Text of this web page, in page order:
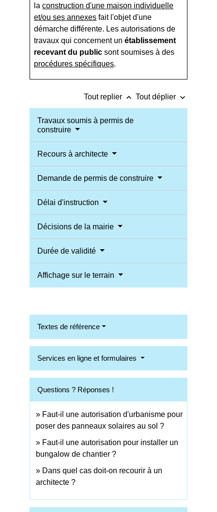
laconstruction d'une maison individuelle
et/ou ses annexes fait l'objet d'une
démarche différente. Les autorisations de
travaux qui concernent unétablissement
recevant du public sont soumises à des
procédures spécifiques.
Tout replier keyboard_arrow_up Tout déplier keyboard_arrow_down
Travaux soumis à permis de
construire
Recours à architecte
Demande de permis de construire
Délai d'instruction
Décisions de la mairie
Durée de validité
Affichage sur le terrain
Textes de référence
Services en ligne et formulaires
Questions ? Réponses !
Faut-il une autorisation d'urbanisme pour
poser des panneaux solaires au sol ?
Faut-il une autorisation pour installer un
bungalow de chantier ?
Dans quel cas doit-on recourir à un
architecte ?